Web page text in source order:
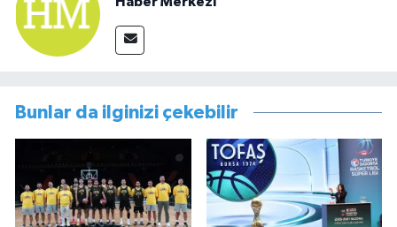
Bunlar da ilginizi çekebilir